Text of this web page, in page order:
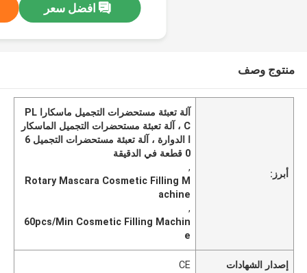
افضل سعر
منتوج وصف
أبرز:
آلة تعبئة مستحضرات التجميل ماسكارا PL
C ، آلة تعبئة مستحضرات التجميل الماسكار
ا الدوارة ، آلة تعبئة مستحضرات التجميل 6
0 قطعة في الدقيقة
,
Rotary Mascara Cosmetic Filling M
achine
,
60pcs/Min Cosmetic Filling Machin
e
إصدار الشهادات CE